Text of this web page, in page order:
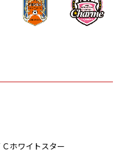
ホワイトスター